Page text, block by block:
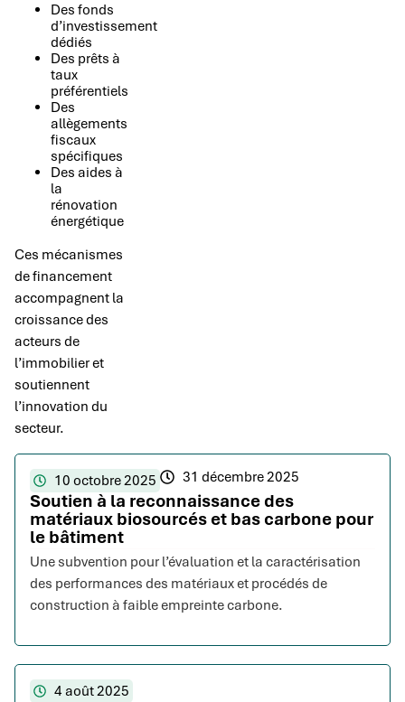
Des fonds
d’investissement
dédiés
Des prêts à
taux
préférentiels
Des
allègements
fiscaux
spécifiques
Des aides à
la
rénovation
énergétique
Ces mécanismes
de financement
accompagnent la
croissance des
acteurs de
l’immobilier et
soutiennent
l’innovation du
secteur.
10 octobre 2025 31 décembre 2025
Soutien à la reconnaissance des
matériaux biosourcés et bas carbone pour
le bâtiment
Une subvention pour l’évaluation et la caractérisation
des performances des matériaux et procédés de
construction à faible empreinte carbone.
4 août 2025